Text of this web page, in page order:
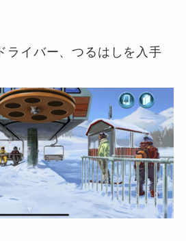
ライバー、つるはしを入手